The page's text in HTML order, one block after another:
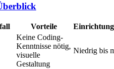
Vorteile
Keine Coding-
Kenntnisse nötig,
visuelle
Gestaltung
Niedrig bis